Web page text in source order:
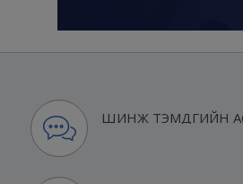
ШИНЖ ТЭМДГИЙН